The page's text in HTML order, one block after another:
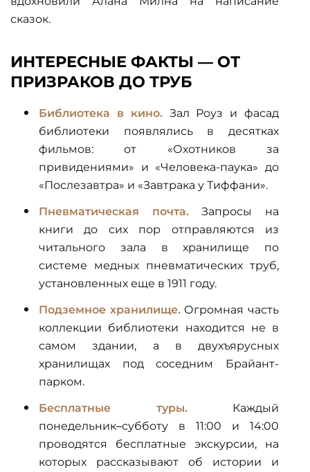
сказок.
ИНТЕРЕСНЫЕ ФАКТЫ — ОТ
ПРИЗРАКОВ ДО ТРУБ
Библиотека в кино.Зал Роуз и фасад
библиотеки появлялись в десятках
фильмов: от «Охотников за
привидениями» и «Человека-паука» до
«Послезавтра» и «Завтрака у Тиффани».
Пневматическая почта.Запросы на
книги до сих пор отправляются из
читального зала в хранилище по
системе медных пневматических труб,
установленных еще в 1911 году.
Подземное хранилище.Огромная часть
коллекции библиотеки находится не в
самом здании, а в двухъярусных
хранилищах под соседним Брайант-
парком.
Бесплатные туры.Каждый
понедельник–субботу в 11:00 и 14:00
проводятся бесплатные экскурсии, на
которых рассказывают об истории и